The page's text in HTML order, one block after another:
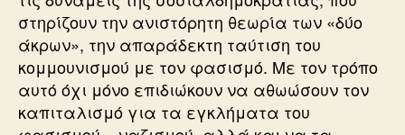
στηρίζουν την ανιστόρητη θεωρία των «δύο
άκρων», την απαράδεκτη ταύτιση του
κομμουνισμού με τον φασισμό. Με τον τρόπο
αυτό όχι μόνο επιδιώκουν να αθωώσουν τον
καπιταλισμό για τα εγκλήματα του